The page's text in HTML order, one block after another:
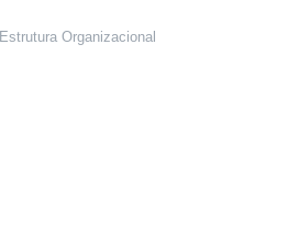
Estrutura Organizacional